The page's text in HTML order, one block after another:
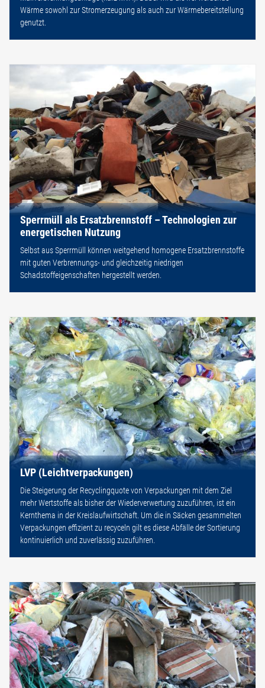
Wärme sowohl zur Stromerzeugung als auch zur Wärmebereitstellung
genutzt.
Sperrmüll als Ersatzbrennstoff – Technologien zur
energetischen Nutzung
Selbst aus Sperrmüll können weitgehend homogene Ersatzbrennstoffe
mit guten Verbrennungs- und gleichzeitig niedrigen
Schadstoffeigenschaften hergestellt werden.
LVP (Leichtverpackungen)
Die Steigerung der Recyclingquote von Verpackungen mit dem Ziel
mehr Wertstoffe als bisher der Wiederverwertung zuzuführen, ist ein
Kernthema in der Kreislaufwirtschaft. Um die in Säcken gesammelten
Verpackungen effizient zu recyceln gilt es diese Abfälle der Sortierung
kontinuierlich und zuverlässig zuzuführen.